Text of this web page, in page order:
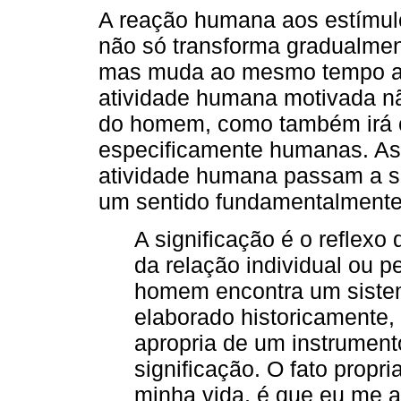
A reação humana aos
não só transforma
mas muda ao mesmo tempo
atividade humana motivada
do homem, como também
especificamente humanas.
atividade humana passam a
um sentido
A significação é o reflexo
da relação individual ou
homem encontra um
elaborado
apropria de um
significação. O fato
minha vida, é que eu me